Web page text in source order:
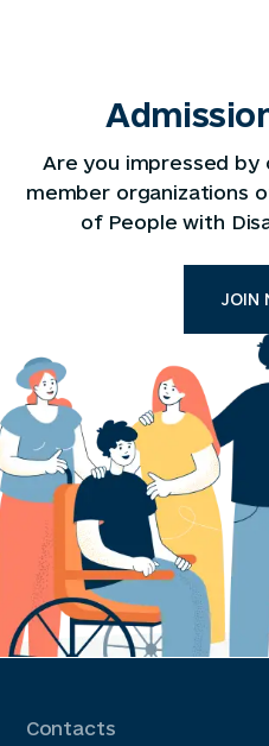
Are you impressed by
member organizations
of People with
JOIN
Contacts